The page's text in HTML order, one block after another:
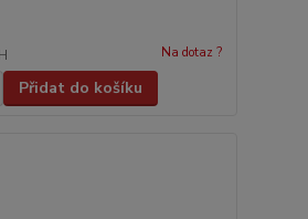
Na dotaz ?
Přidat do košíku